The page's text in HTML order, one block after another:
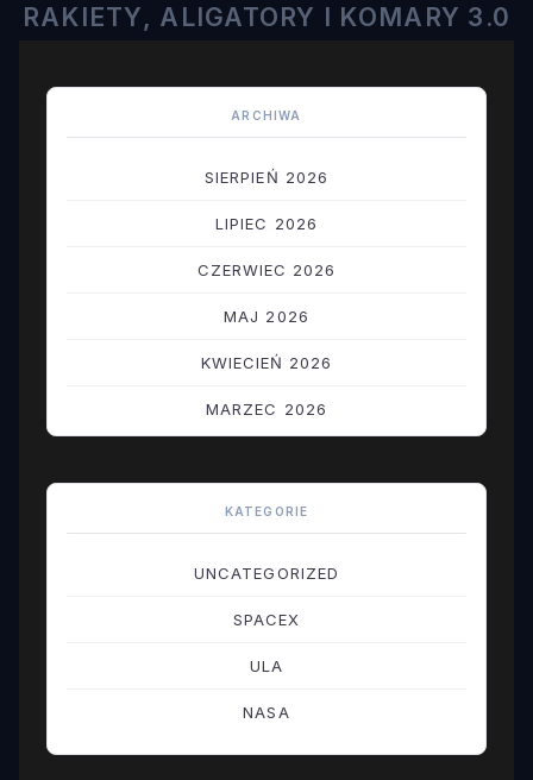
RAKIETY, ALIGATORY I KOMARY 3.0
ARCHIWA
SIERPIEŃ 2026
LIPIEC 2026
CZERWIEC 2026
MAJ 2026
KWIECIEŃ 2026
MARZEC 2026
STYCZEŃ 2026
KATEGORIE
UNCATEGORIZED
SPACEX
ULA
NASA